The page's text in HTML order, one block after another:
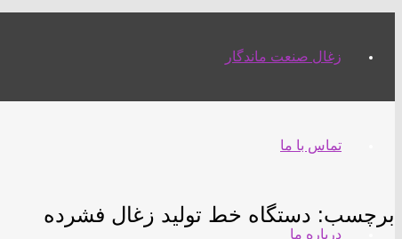
زغال صنعت ماندگار
تماس با ما
درباره ما
برچسب: دستگاه خط تولید زغال فشرده